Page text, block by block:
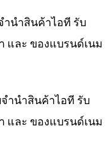
ำนำสินค้าไอที รับ
และ ของแบรนด์เนม
ำนำสินค้าไอที รับ
และ ของแบรนด์เนม